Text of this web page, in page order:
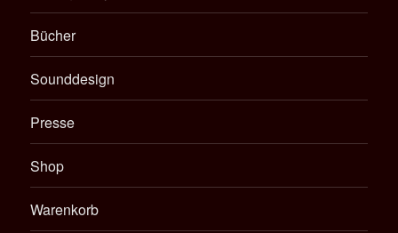
Bücher
Sounddesign
Presse
Shop
Warenkorb